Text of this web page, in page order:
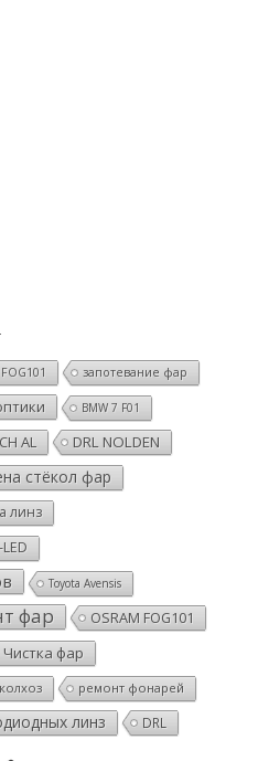
запотевание фар
BMW 7 F01
AL DRL NOLDEN
стёкол фар
линз
Toyota Avensis
фар OSRAM FOG101
Чистка фар
ремонт фонарей
линз DRL